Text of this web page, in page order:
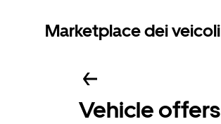
Marketplace dei veicoli
Vehicle offers